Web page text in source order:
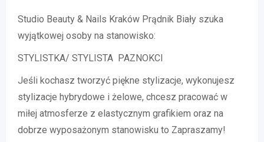
Studio Beauty & Nails Kraków Prądnik Biały szuka
wyjątkowej osoby na stanowisko:
STYLISTKA/ STYLISTA PAZNOKCI
Jeśli kochasz tworzyć piękne stylizacje, wykonujesz
stylizacje hybrydowe i żelowe, chcesz pracować w
miłej atmosferze z elastycznym grafikiem oraz na
dobrze wyposażonym stanowisku to Zapraszamy!